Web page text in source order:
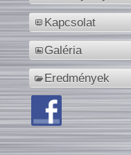
Kapcsolat
Galéria
Eredmények